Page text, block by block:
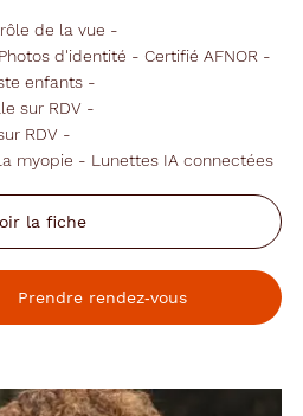
de la vue
Photos d'identité
Certifié AFNOR
enfants
sur RDV
RDV
myopie
Lunettes IA connectées
la fiche
Prendre rendez‑vous